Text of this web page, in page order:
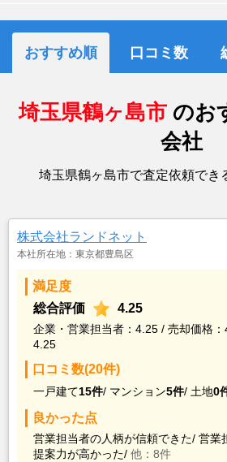
おすすめ順 口コミ数
埼玉県鶴ヶ島市 のお
会社
埼玉県鶴ヶ島市で査定依頼でき
株式会社ランドネット
本社所在地：東京都豊島区
満足度
総合評価
4.25
企業・営業担当者：4.25 / 売却価格：
4.25
口コミ数(20件)
一戸建て15件/ マンション5件/ 土地0
良かった点
営業担当者の人柄が信頼できた/ 営業
提案力が高かった/ 他：8件